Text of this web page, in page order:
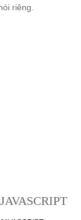
riêng.
JAVASCRIPT